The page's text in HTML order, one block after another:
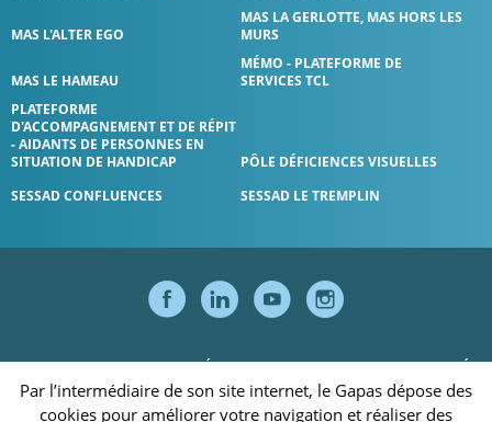
MAS L'ALTER EGO
MAS LA GERLOTTE, MAS HORS LES
MURS
MAS LE HAMEAU
MÉMO - PLATEFORME DE
SERVICES TCL
PLATEFORME
D'ACCOMPAGNEMENT ET DE RÉPIT
- AIDANTS DE PERSONNES EN
SITUATION DE HANDICAP
PÔLE DÉFICIENCES VISUELLES
SESSAD CONFLUENCES
SESSAD LE TREMPLIN
SUIVEZ-NOUS
SUIVEZ-
SUIVEZ-
PARTENAIRES MENTIONS LÉGALES POLITIQUE DE CONFIDENTIALITÉ
POLITIQUE DES COOKIES RESSOURCES ACCESSIBILITÉ
Par l’intermédiaire de son site internet, le Gapas dépose des
cookies pour améliorer votre navigation et réaliser des